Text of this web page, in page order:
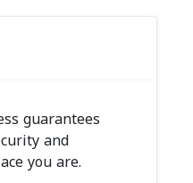
guarantees
and
you are.